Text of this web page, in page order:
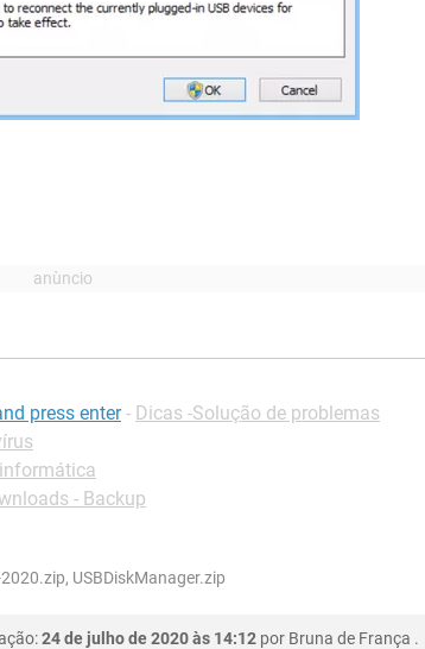
press enter - Dicas -Solução de problemas
- Backup
USBDiskManager.zip
24 de julho de 2020 às 14:12 por Bruna de França .